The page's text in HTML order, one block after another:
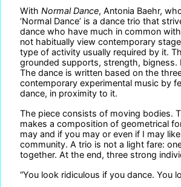
With Normal Dance, Antonia Baehr,
‘Normal Dance’ is a dance trio that
dance who have much in common
not habitually view contemporary
type of activity usually required by it.
grounded supports, strength, bigness.
The dance is written based on the
contemporary experimental music by
dance, in proximity to it.
The piece consists of moving bodies.
makes a composition of geometrical
may and if you may or even if I may
community. A trio is not a light fare:
together. At the end, three strong
“You look ridiculous if you dance. You